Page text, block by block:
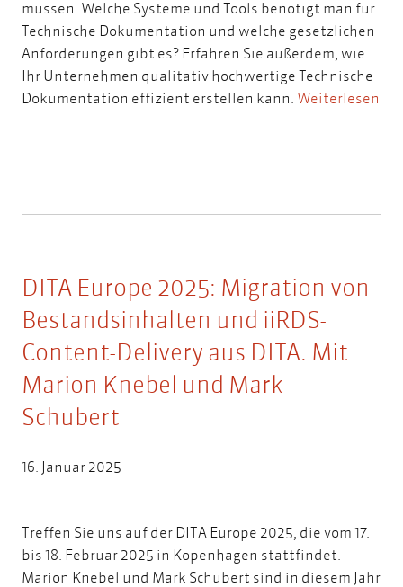
müssen. Welche Systeme und Tools benötigt man für
Technische Dokumentation und welche gesetzlichen
Anforderungen gibt es? Erfahren Sie außerdem, wie
Ihr Unternehmen qualitativ hochwertige Technische
Dokumentation effizient erstellen kann. Weiterlesen
DITA Europe 2025: Migration von
Bestandsinhalten und iiRDS-
Content-Delivery aus DITA. Mit
Marion Knebel und Mark
Schubert
16. Januar 2025
Treffen Sie uns auf der DITA Europe 2025, die vom 17.
bis 18. Februar 2025 in Kopenhagen stattfindet.
Marion Knebel und Mark Schubert sind in diesem Jahr